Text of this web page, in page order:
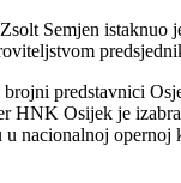
Semjen istaknuo
predstavnici
HNK Osijek je
u nacionalnoj